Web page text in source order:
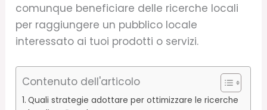
comunque beneficiare delle ricerche locali
per raggiungere un pubblico locale
interessato ai tuoi prodotti o servizi.
Contenuto dell'articolo
Quali strategie adottare per ottimizzare le ricerche